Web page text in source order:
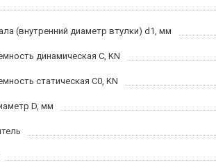
(внутренний диаметр втулки) d1, мм
динамическая C, KN
статическая C0, KN
D, мм